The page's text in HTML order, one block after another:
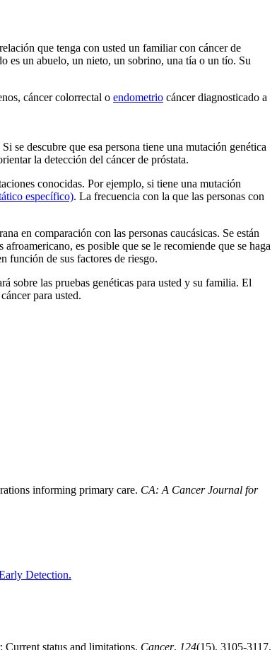
que tenga con usted un familiar con cáncer de
es un abuelo, un nieto, un sobrino, una tía o un tío. Su
cáncer colorrectal o endometrio cáncer diagnosticado a
se descubre que esa persona tiene una mutación genética
la detección del cáncer de próstata.
conocidas. Por ejemplo, si tiene una mutación
específico). La frecuencia con la que las personas con
en comparación con las personas caucásicas. Se están
es posible que se le recomiende que se haga
función de sus factores de riesgo.
sobre las pruebas genéticas para usted y su familia. El
para usted.
informing primary care. CA: A Cancer Journal for
Detection.
status and limitations. Cancer, 124(15), 3105-3117.